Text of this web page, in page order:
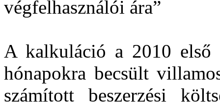
végfelhasználói ára”
A kalkuláció a 2010 első
hónapokra becsült
számított beszerzési